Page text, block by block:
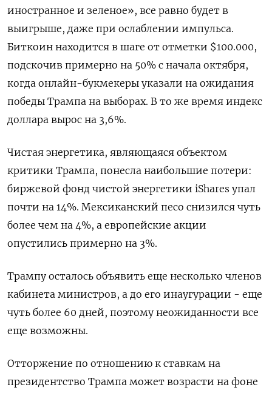
иностранное и зеленое», все равно будет в
выигрыше, даже при ослаблении импульса.
Биткоин находится в шаге от отметки $100.000,
подскочив примерно на 50% с начала октября,
когда онлайн-букмекеры указали на ожидания
победы Трампа на выборах. В то же время индекс
доллара вырос на 3,6%.
Чистая энергетика, являющаяся объектом
критики Трампа, понесла наибольшие потери:
биржевой фонд чистой энергетики iShares упал
почти на 14%. Мексиканский песо снизился чуть
более чем на 4%, а европейские акции
опустились примерно на 3%.
Трампу осталось объявить еще несколько членов
кабинета министров, а до его инаугурации - еще
чуть более 60 дней, поэтому неожиданности все
еще возможны.
Отторжение по отношению к ставкам на
президентство Трампа может возрасти на фоне